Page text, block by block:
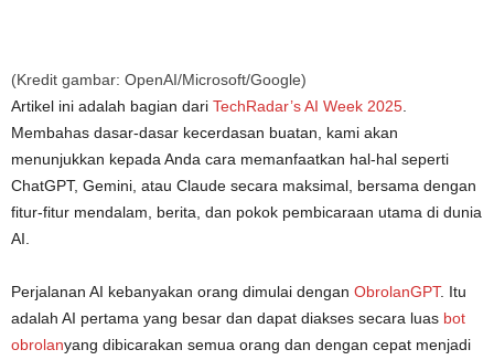
(Kredit gambar: OpenAI/Microsoft/Google)
Artikel ini adalah bagian dari TechRadar’s AI Week 2025
Membahas dasar-dasar kecerdasan buatan, kami akan
menunjukkan kepada Anda cara memanfaatkan hal-hal seperti
ChatGPT, Gemini, atau Claude secara maksimal, bersama dengan
fitur-fitur mendalam, berita, dan pokok pembicaraan utama di dunia
AI.
Perjalanan AI kebanyakan orang dimulai dengan ObrolanGPT. Itu
adalah AI pertama yang besar dan dapat diakses secara luas bot
obrolanyang dibicarakan semua orang dan dengan cepat menjadi